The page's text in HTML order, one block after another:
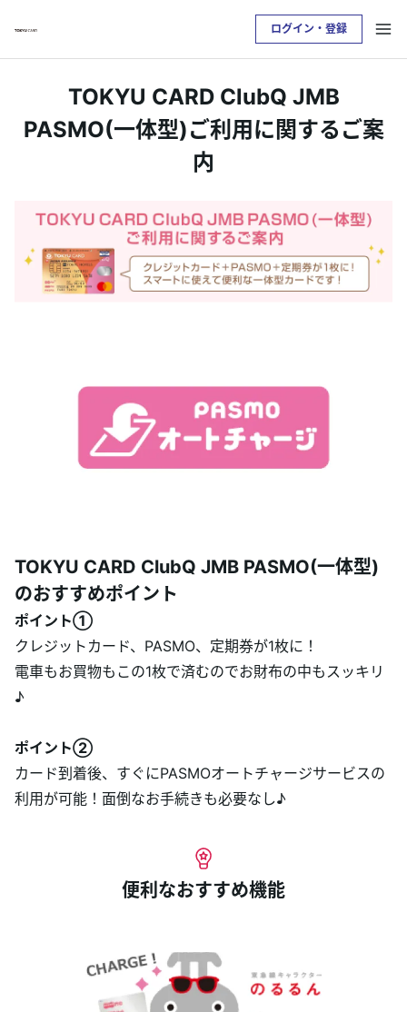
ログイン・登録
お支払い明細を確認したい方は
クレジットサービスへログインが必要です
トップ
カードをつくる
あんしんサポート
サイト内検索
TOKYU CARD ClubQ JMB
PASMO(一体型)ご利用に関するご案
内
TOKYU CARD ClubQ JMB PASMO(一体型)
のおすすめポイント
ポイント①
クレジットカード、PASMO、定期券が1枚に！
電車もお買物もこの1枚で済むのでお財布の中もスッキリ
♪
ポイント②
カード到着後、すぐにPASMOオートチャージサービスの
利用が可能！面倒なお手続きも必要なし♪
便利なおすすめ機能